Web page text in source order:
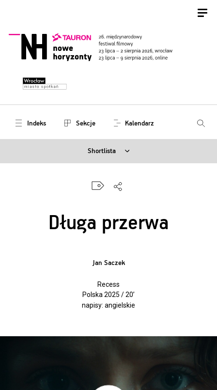
Indeks Sekcje Kalendarz
Shortlista
Długa przerwa
Jan Saczek
Recess
Polska 2025 / 20’
napisy: angielskie